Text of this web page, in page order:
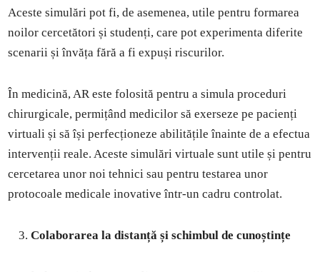
Aceste simulări pot fi, de asemenea, utile pentru formarea
noilor cercetători și studenți, care pot experimenta diferite
scenarii și învăța fără a fi expuși riscurilor.
În medicină, AR este folosită pentru a simula proceduri
chirurgicale, permițând medicilor să exerseze pe pacienți
virtuali și să își perfecționeze abilitățile înainte de a efectua
intervenții reale. Aceste simulări virtuale sunt utile și pentru
cercetarea unor noi tehnici sau pentru testarea unor
protocoale medicale inovative într-un cadru controlat.
Colaborarea la distanță și schimbul de cunoștințe